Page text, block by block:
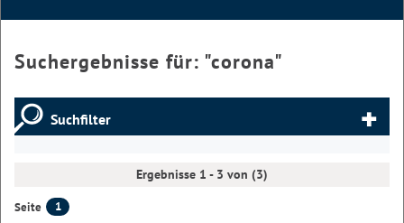
Suchergebnisse für: "corona"
Suchfilter
Ergebnisse 1 - 3 von (3)
Seite
1